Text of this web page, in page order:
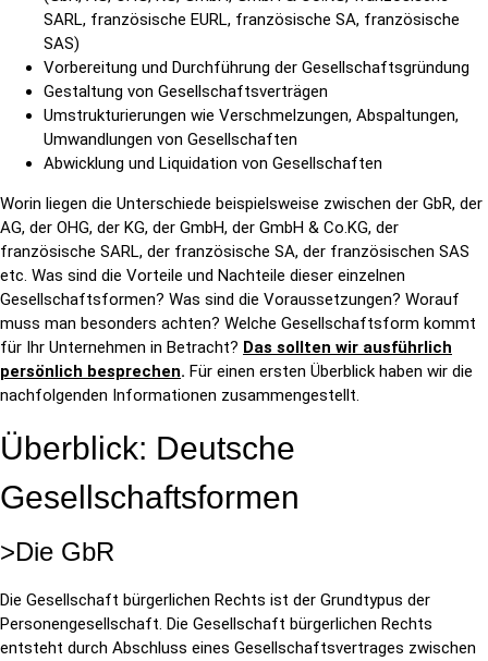
SARL, französische EURL, französische SA, französische
SAS)
Vorbereitung und Durchführung der Gesellschaftsgründung
Gestaltung von Gesellschaftsverträgen
Umstrukturierungen wie Verschmelzungen, Abspaltungen,
Umwandlungen von Gesellschaften
Abwicklung und Liquidation von Gesellschaften
Worin liegen die Unterschiede beispielsweise zwischen der GbR, der
AG, der OHG, der KG, der GmbH, der GmbH & Co.KG, der
französische SARL, der französische SA, der französischen SAS
etc. Was sind die Vorteile und Nachteile dieser einzelnen
Gesellschaftsformen? Was sind die Voraussetzungen? Worauf
muss man besonders achten? Welche Gesellschaftsform kommt
für Ihr Unternehmen in Betracht? Das sollten wir ausführlich
persönlich besprechen. Für einen ersten Überblick haben wir die
nachfolgenden Informationen zusammengestellt.
Überblick: Deutsche
Gesellschaftsformen
>Die GbR
Die Gesellschaft bürgerlichen Rechts ist der Grundtypus der
Personengesellschaft. Die Gesellschaft bürgerlichen Rechts
entsteht durch Abschluss eines Gesellschaftsvertrages zwischen